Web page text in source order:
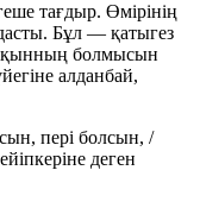
тағдыр. Өмірінің
Бұл — қатыгез
болмысын
алданбай,
пері болсын, /
деген